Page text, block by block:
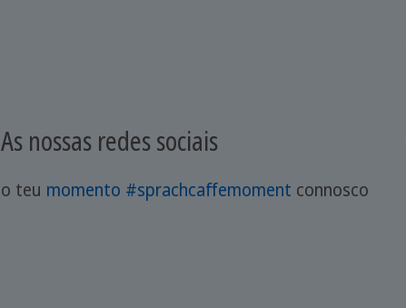
As nossas redes sociais
o teu momento #sprachcaffemoment connosco